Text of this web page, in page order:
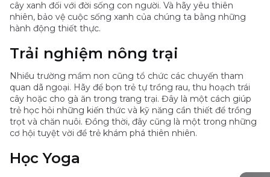
cây xanh đối với đời sống con người. Và hãy yêu thiên
nhiên, bảo vệ cuộc sống xanh của chúng ta bằng những
hành động thiết thực.
Trải nghiệm nông trại
Nhiều trường mầm non cũng tổ chức các chuyến tham
quan dã ngoại. Hãy để bọn trẻ tự trồng rau, thu hoạch trái
cây hoặc cho gà ăn trong trang trại. Đây là một cách giúp
trẻ học hỏi những kiến ​​thức và kỹ năng cần thiết để trồng
trọt và chăn nuôi. Đồng thời, đây cũng là một trong những
cơ hội tuyệt vời để trẻ khám phá thiên nhiên.
Học Yoga